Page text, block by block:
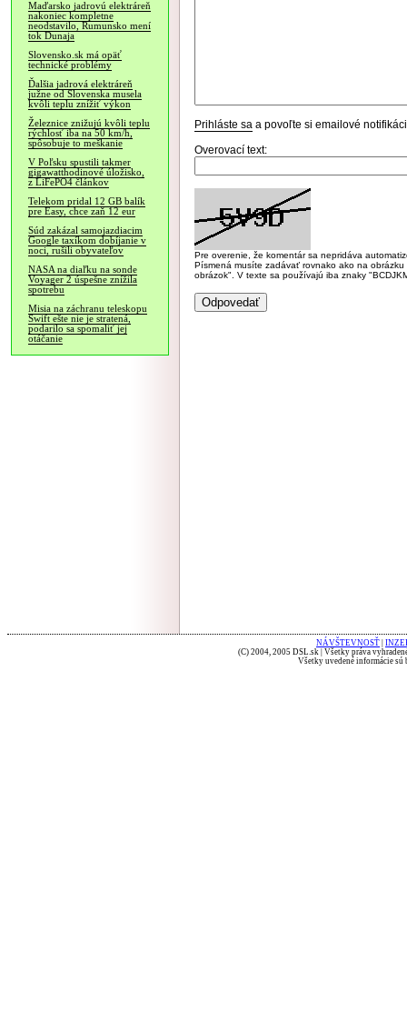
Maďarsko jadrovú elektráreň
nakoniec kompletne
neodstavilo, Rumunsko mení
tok Dunaja
Slovensko.sk má opäť
technické problémy
Ďalšia jadrová elektráreň
južne od Slovenska musela
kvôli teplu znížiť výkon
Železnice znižujú kvôli teplu
rýchlosť iba na 50 km/h,
spôsobuje to meškanie
V Poľsku spustili takmer
gigawatthodinové úložisko,
z LiFePO4 článkov
Telekom pridal 12 GB balík
pre Easy, chce zaň 12 eur
Súd zakázal samojazdiacim
Google taxíkom dobíjanie v
noci, rušili obyvateľov
NASA na diaľku na sonde
Voyager 2 úspešne znížila
spotrebu
Misia na záchranu teleskopu
Swift ešte nie je stratená,
podarilo sa spomaliť jej
otáčanie
Prihláste sa a povoľte si emailové
Overovací text:
Pre overenie, že komentár sa nepridáva
Písmená musíte zadávať rovnako ako na
obrázok". V texte sa používajú iba znaky
NÁVŠTEVNOSŤ
(C) 2004, 2005 DSL.sk | Všetky práva
Všetky uvedené informácie sú